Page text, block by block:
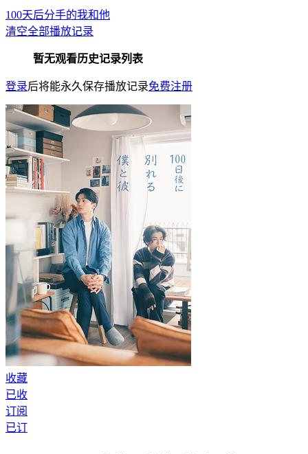
100天后分手的我和他
清空全部播放记录
暂无观看历史记录列表
登录后将能永久保存播放记录免费注册
收藏
已收
订阅
已订